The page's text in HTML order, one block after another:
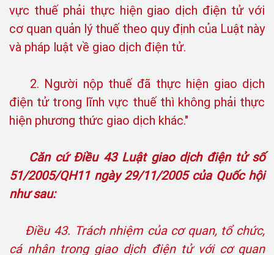
vực thuế phải thực hiện giao dịch điện tử với
cơ quan quản lý thuế theo quy định của Luật này
và pháp luật về giao dịch điện tử.
2. Người nộp thuế đã thực hiện giao dịch
điện tử trong lĩnh vực thuế thì không phải thực
hiện phương thức giao dịch khác."
Căn cứ Điều 43 Luật giao dịch điện tử số
51/2005/QH11 ngày 29/11/2005 của Quốc hội
như sau:
Điều 43. Trách nhiệm của cơ quan, tổ chức,
cá nhân trong giao dịch điện tử với cơ quan